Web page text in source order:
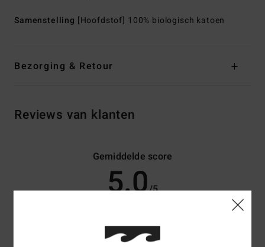
Samenstelling [Hoofdstof] 100% biologisch katoen
Bezorging & Retour
Reviews van klanten
Gemiddelde score
5.0/5
3 geverifieerde beoordelingen
2025